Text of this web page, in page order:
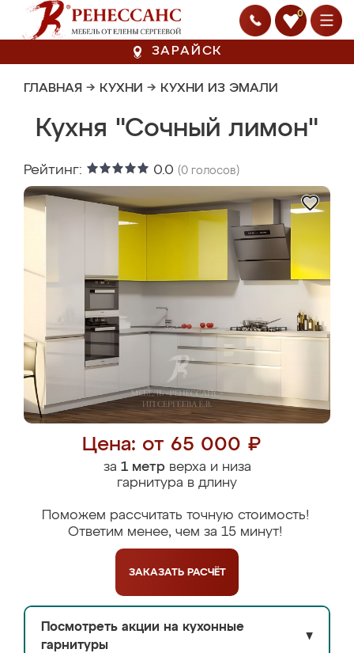
0
ЗАРАЙСК
ГЛАВНАЯ → КУХНИ → КУХНИ ИЗ ЭМАЛИ
Кухня "Сочный лимон"
Рейтинг: 0.0 (0 голосов)
Цена: от 65 000 ₽
за 1 метрверха и низа
гарнитура в длину
Поможем рассчитать точную стоимость!
Ответим менее, чем за 15 минут!
ЗАКАЗАТЬ РАСЧЁТ
Посмотреть акции на кухонные
гарнитуры
▼